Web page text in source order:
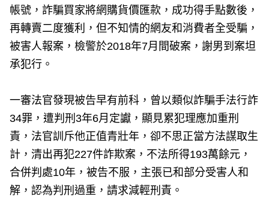
帳號，詐騙買家將網購貨價匯款，成功得手點數後，
再轉賣二度獲利，但不知情的網友和消費者全受騙，
被害人報案，檢警於2018年7月間破案，謝男到案坦
承犯行。
一審法官發現被告早有前科，曾以類似詐騙手法行詐
34罪，遭判刑3年6月定讞，顯見累犯理應加重刑
責，法官訓斥他正值青壯年，卻不思正當方法謀取生
計，清出再犯227件詐欺案，不法所得193萬餘元，
合併判處10年，被告不服，主張已和部分受害人和
解，認為判刑過重，請求減輕刑責。